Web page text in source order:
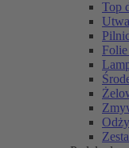
Top